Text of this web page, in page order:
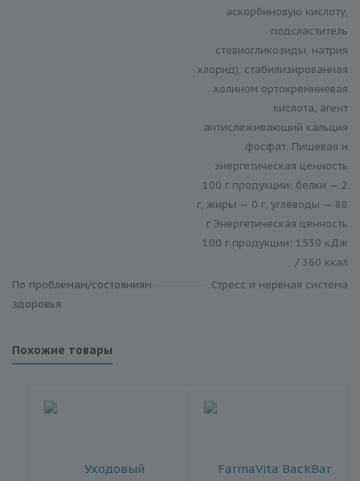
аскорбиновую кислоту,
подсластитель
стевиогликозиды, натрия
хлорид), стабилизированная
холином ортокремниевая
кислота, агент
антислеживающий кальция
фосфат. Пищевая и
энергетическая ценность
100 г продукции: белки — 2
г, жиры — 0 г, углеводы — 88
г Энергетическая ценность
100 г продукции: 1530 кДж
/ 360 ккал
По проблемам/состояниям
здоровья
Стресс и нервная система
Похожие товары